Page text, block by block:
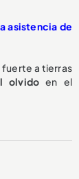
asistencia de
fuerte a tierras
olvido en el